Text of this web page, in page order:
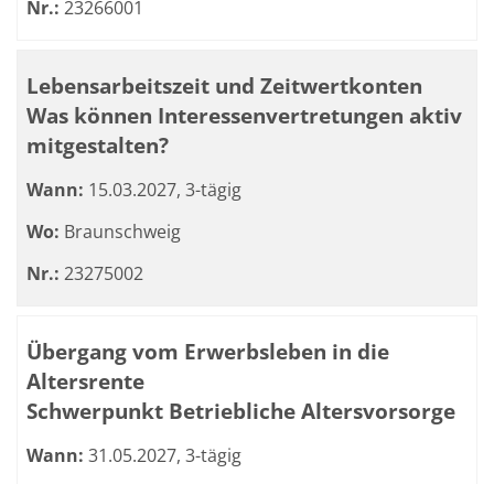
Nr.: 23266001
Lebensarbeitszeit und Zeitwertkonten
Was können Interessenvertretungen aktiv
mitgestalten?
Wann: 15.03.2027, 3-tägig
Wo: Braunschweig
Nr.: 23275002
Übergang vom Erwerbsleben in die
Altersrente
Schwerpunkt Betriebliche Altersvorsorge
Wann: 31.05.2027, 3-tägig